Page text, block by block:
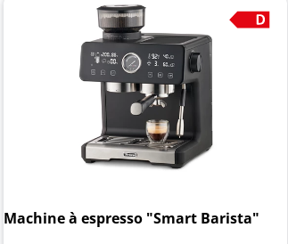
Machine à espresso "Smart Barista"